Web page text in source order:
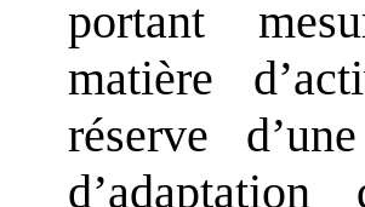
portant
matière
réserve